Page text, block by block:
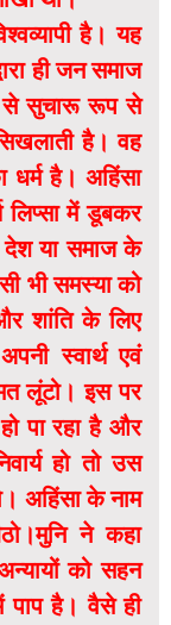
है। यह
ही जन समाज
से सुचारू रूप से
है। वह
धर्म है। अहिंसा
लिप्सा में डूबकर
देश या समाज के
भी समस्या को
शांति के लिए
स्वार्थ एवं
लूंटो। इस पर
पा रहा है और
हो तो उस
अहिंसा के नाम
ने कहा
को सहन
है। वैसे ही